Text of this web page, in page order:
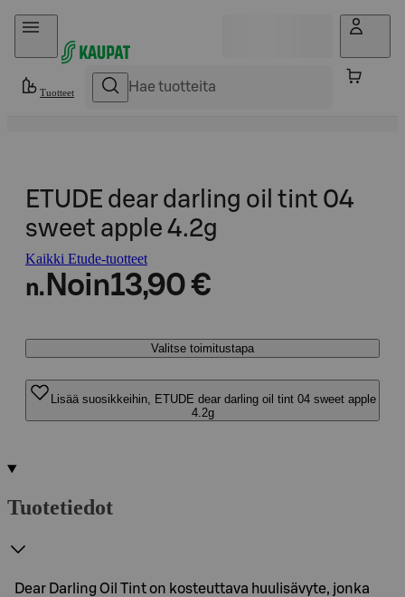
Hyppää sisältöön
Tuotteet
ETUDE dear darling oil tint 04
sweet apple 4.2g
Kaikki Etude-tuotteet
n. Noin13,90 €
Valitse toimitustapa
Lisää suosikkeihin, ETUDE dear darling oil tint 04 sweet apple
4.2g
Tuotetiedot
Dear Darling Oil Tint on kosteuttava huulisävyte, jonka